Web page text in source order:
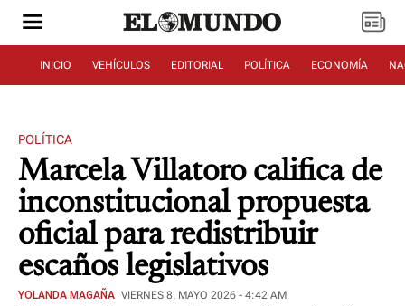
INICIO VEHÍCULOS EDITORIAL POLÍTICA ECONOMÍA
POLÍTICA
Marcela Villatoro califica de
inconstitucional propuesta
oficial para redistribuir
escaños legislativos
YOLANDA MAGAÑA VIERNES 8, MAYO 2026 - 4:42 AM